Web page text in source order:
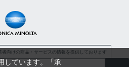
向けの商品・サービスの情報を提供しております
しています。「承